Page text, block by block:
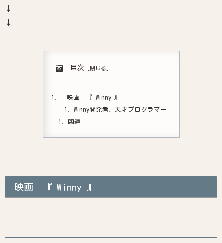
↓
↓
目次
映画 『 Winny 』
Winny開発者、天才プログラマー
関連
映画 『 Winny 』